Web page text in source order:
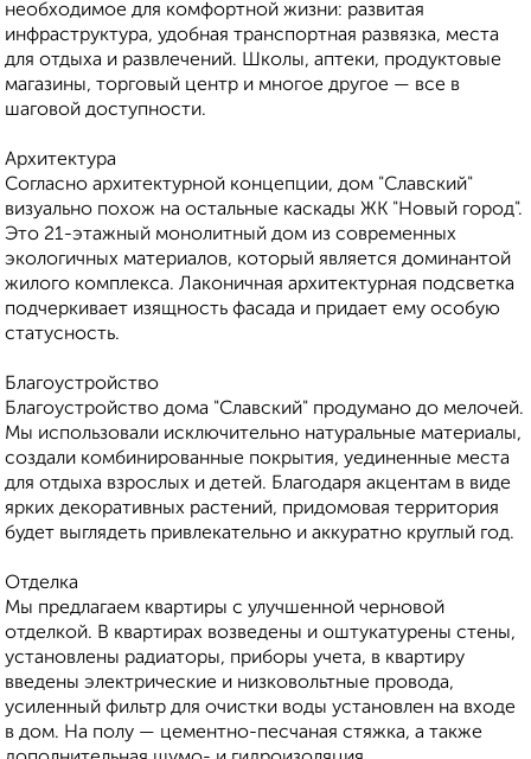
необходимое для комфортной жизни: развитая
инфраструктура, удобная транспортная развязка, места
для отдыха и развлечений. Школы, аптеки, продуктовые
магазины, торговый центр и многое другое — все в
шаговой доступности.
Архитектура
Согласно архитектурной концепции, дом "Славский"
визуально похож на остальные каскады ЖК "Новый город".
Это 21-этажный монолитный дом из современных
экологичных материалов, который является доминантой
жилого комплекса. Лаконичная архитектурная подсветка
подчеркивает изящность фасада и придает ему особую
статусность.
Благоустройство
Благоустройство дома "Славский" продумано до мелочей.
Мы использовали исключительно натуральные материалы,
создали комбинированные покрытия, уединенные места
для отдыха взрослых и детей. Благодаря акцентам в виде
ярких декоративных растений, придомовая территория
будет выглядеть привлекательно и аккуратно круглый год.
Отделка
Мы предлагаем квартиры с улучшенной черновой
отделкой. В квартирах возведены и оштукатурены стены,
установлены радиаторы, приборы учета, в квартиру
введены электрические и низковольтные провода,
усиленный фильтр для очистки воды установлен на входе
в дом. На полу — цементно-песчаная стяжка, а также